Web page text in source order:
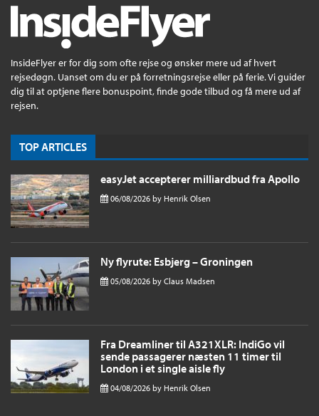
InsideFlyer er for dig som ofte rejse og ønsker mere ud af hvert
rejsedøgn. Uanset om du er på forretningsrejse eller på ferie. Vi guider
dig til at optjene flere bonuspoint, finde gode tilbud og få mere ud af
rejsen.
TOP ARTICLES
easyJet accepterer milliardbud fra Apollo
06/08/2026 by Henrik Olsen
Ny flyrute: Esbjerg – Groningen
05/08/2026 by Claus Madsen
Fra Dreamliner til A321XLR: IndiGo vil
sende passagerer næsten 11 timer til
London i et single aisle fly
04/08/2026 by Henrik Olsen